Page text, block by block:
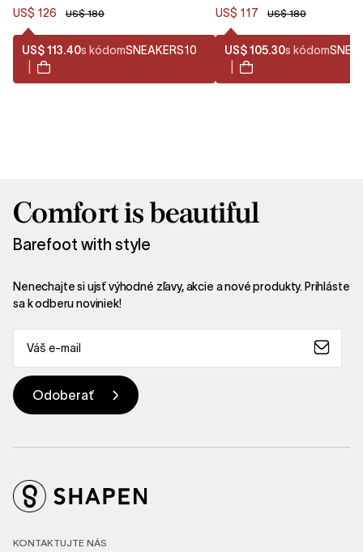
US$ 126 US$ 180
US$ 113.40s kódomSNEAKERS10
US$ 117 US$ 180
US$ 105.30s kódom
Comfort is beautiful
Barefoot with style
Nenechajte si ujsť výhodné zľavy, akcie a nové produkty. Prihláste
sa k odberu noviniek!
KONTAKTUJTE NÁS